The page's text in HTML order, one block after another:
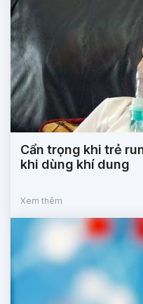
Cẩn trọng khi trẻ
khi dùng khí dung
Xem thêm